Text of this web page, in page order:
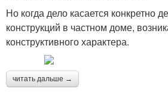
Но когда дело касается конкретно
конструкций в частном доме,
конструктивного характера.
читать дальше →